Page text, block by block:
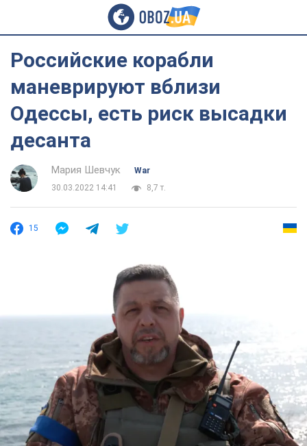
Российские корабли
маневрируют вблизи
Одессы, есть риск высадки
десанта
Мария Шевчук
War
30.03.2022 14:41
8,7 т.
15